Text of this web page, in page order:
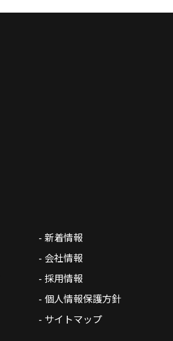
- 新着情報
- 会社情報
- 採用情報
- 個人情報保護方針
- サイトマップ